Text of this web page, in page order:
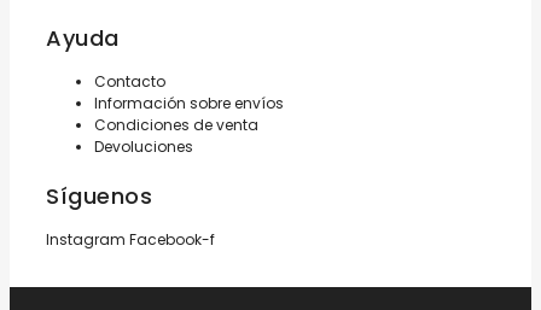
Ayuda
Contacto
Información sobre envíos
Condiciones de venta
Devoluciones
Síguenos
Instagram Facebook-f